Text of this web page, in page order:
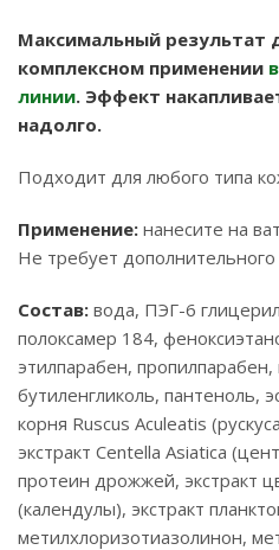
Максимальный результат
комплексном применении
линии. Эффект
надолго.
Подходит для любого типа
Применение: нанесите на
Не требует
Состав: вода, ПЭГ-6
полоксамер 184,
этилпарабен,
бутиленгликоль, пантеноль,
корня Ruscus Aculeatis
экстракт Centella Asiatica
протеин дрожжей, экстракт
(календулы), экстракт
метилхлоризотиазолинон,